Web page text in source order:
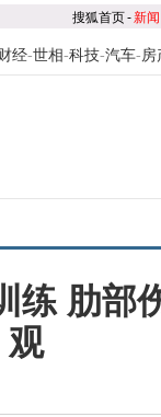
搜狐首页-新闻
经-世相-科技-汽车-房
练 肋部
观